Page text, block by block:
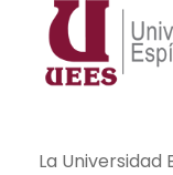
La Universidad